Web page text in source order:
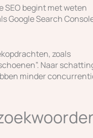
SEO begint met weten
Google Search
zoals
Naar
minder